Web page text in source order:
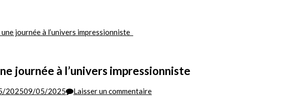
journée à l’univers impressionniste
journée à l’univers impressionniste
202509/05/2025 Laisser un commentairesur